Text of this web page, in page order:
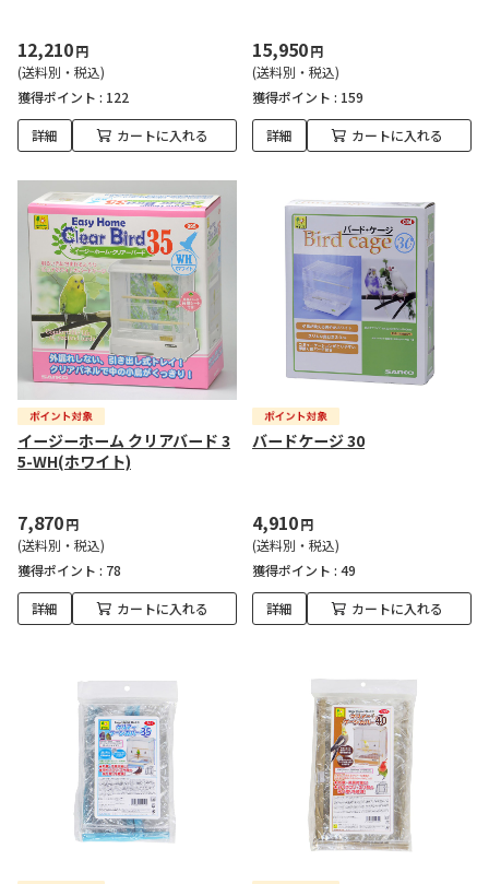
12,210円
(送料別・税込)
獲得ポイント : 122
詳細 カートに入れる
15,950円
(送料別・税込)
獲得ポイント : 159
詳細 カートに入れる
イージーホーム クリアバード 3
5-WH(ホワイト)
7,870円
(送料別・税込)
獲得ポイント : 78
詳細 カートに入れる
バードケージ 30
4,910円
(送料別・税込)
獲得ポイント : 49
詳細 カートに入れる